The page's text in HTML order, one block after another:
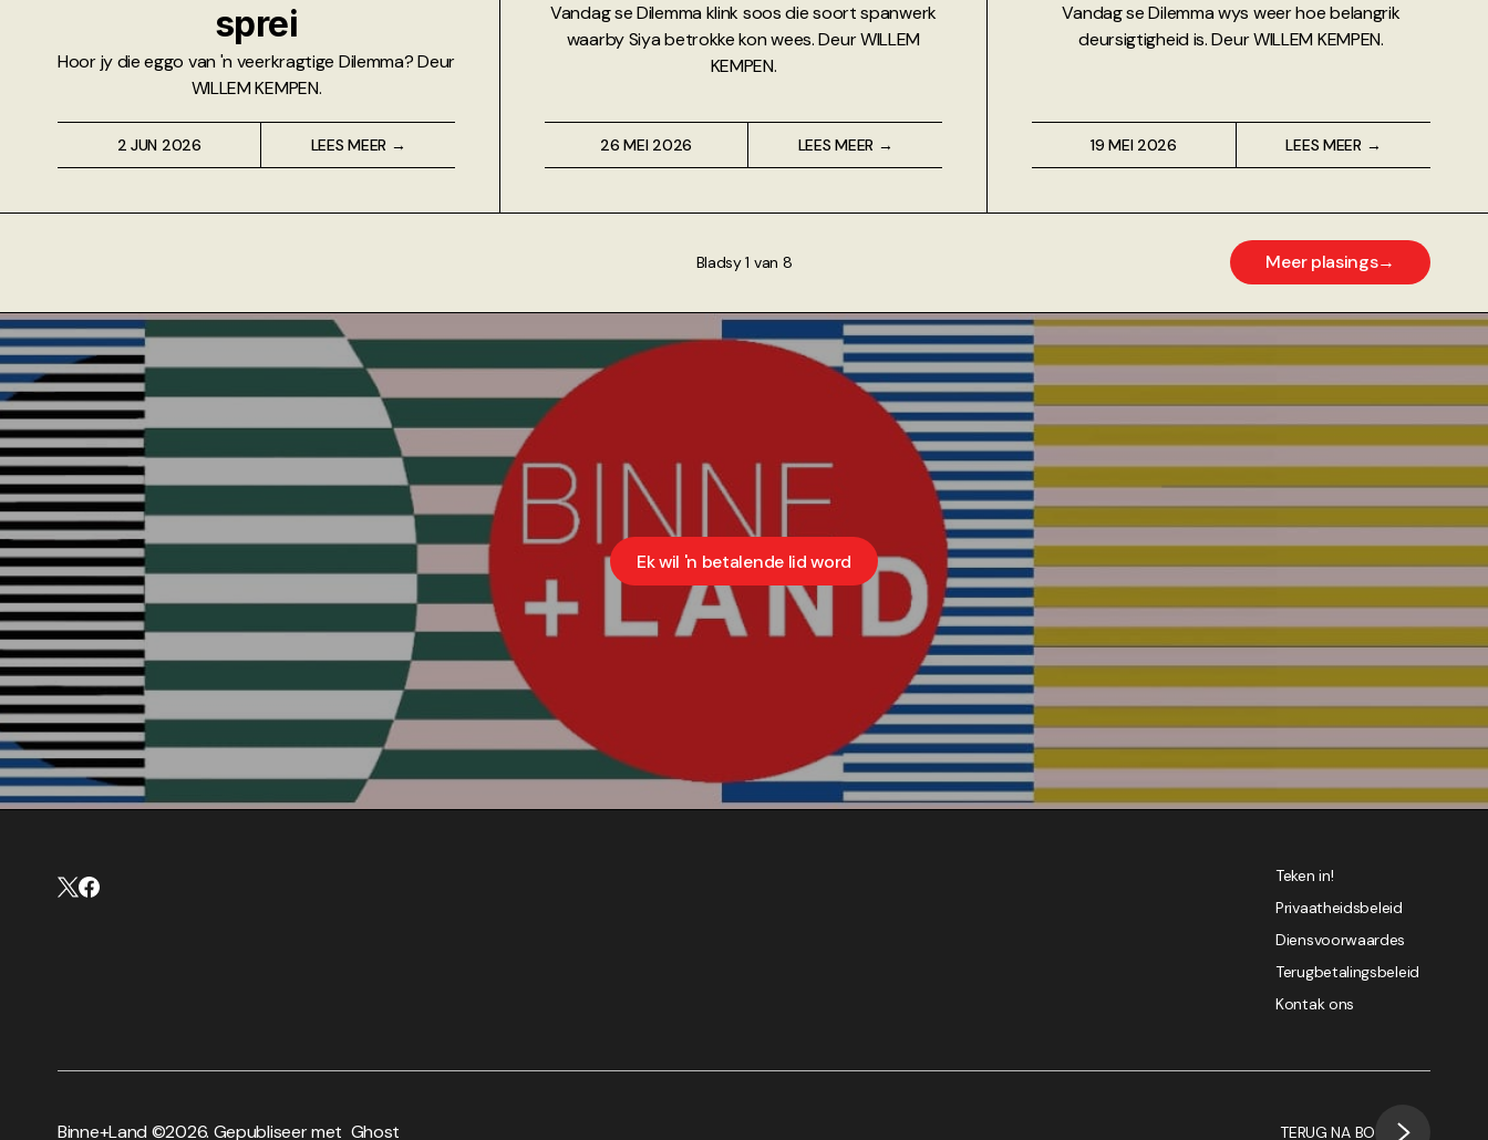
sprei
Hoor jy die eggo van 'n veerkragtige Dilemma? Deur
WILLEM KEMPEN.
2 JUN 2026 LEES MEER →
Vandag se Dilemma klink soos die soort spanwerk
waarby Siya betrokke kon wees. Deur WILLEM
KEMPEN.
26 MEI 2026 LEES MEER →
Vandag se Dilemma wys weer hoe belangrik
deursigtigheid is. Deur WILLEM KEMPEN.
19 MEI 2026 LEES MEER →
Bladsy 1 van 8 Meer plasings→
Ek wil 'n betalende lid word
Teken in!
Privaatheidsbeleid
Diensvoorwaardes
Terugbetalingsbeleid
Kontak ons
Binne+Land ©2026. Gepubliseer met Ghost TERUG NA BO